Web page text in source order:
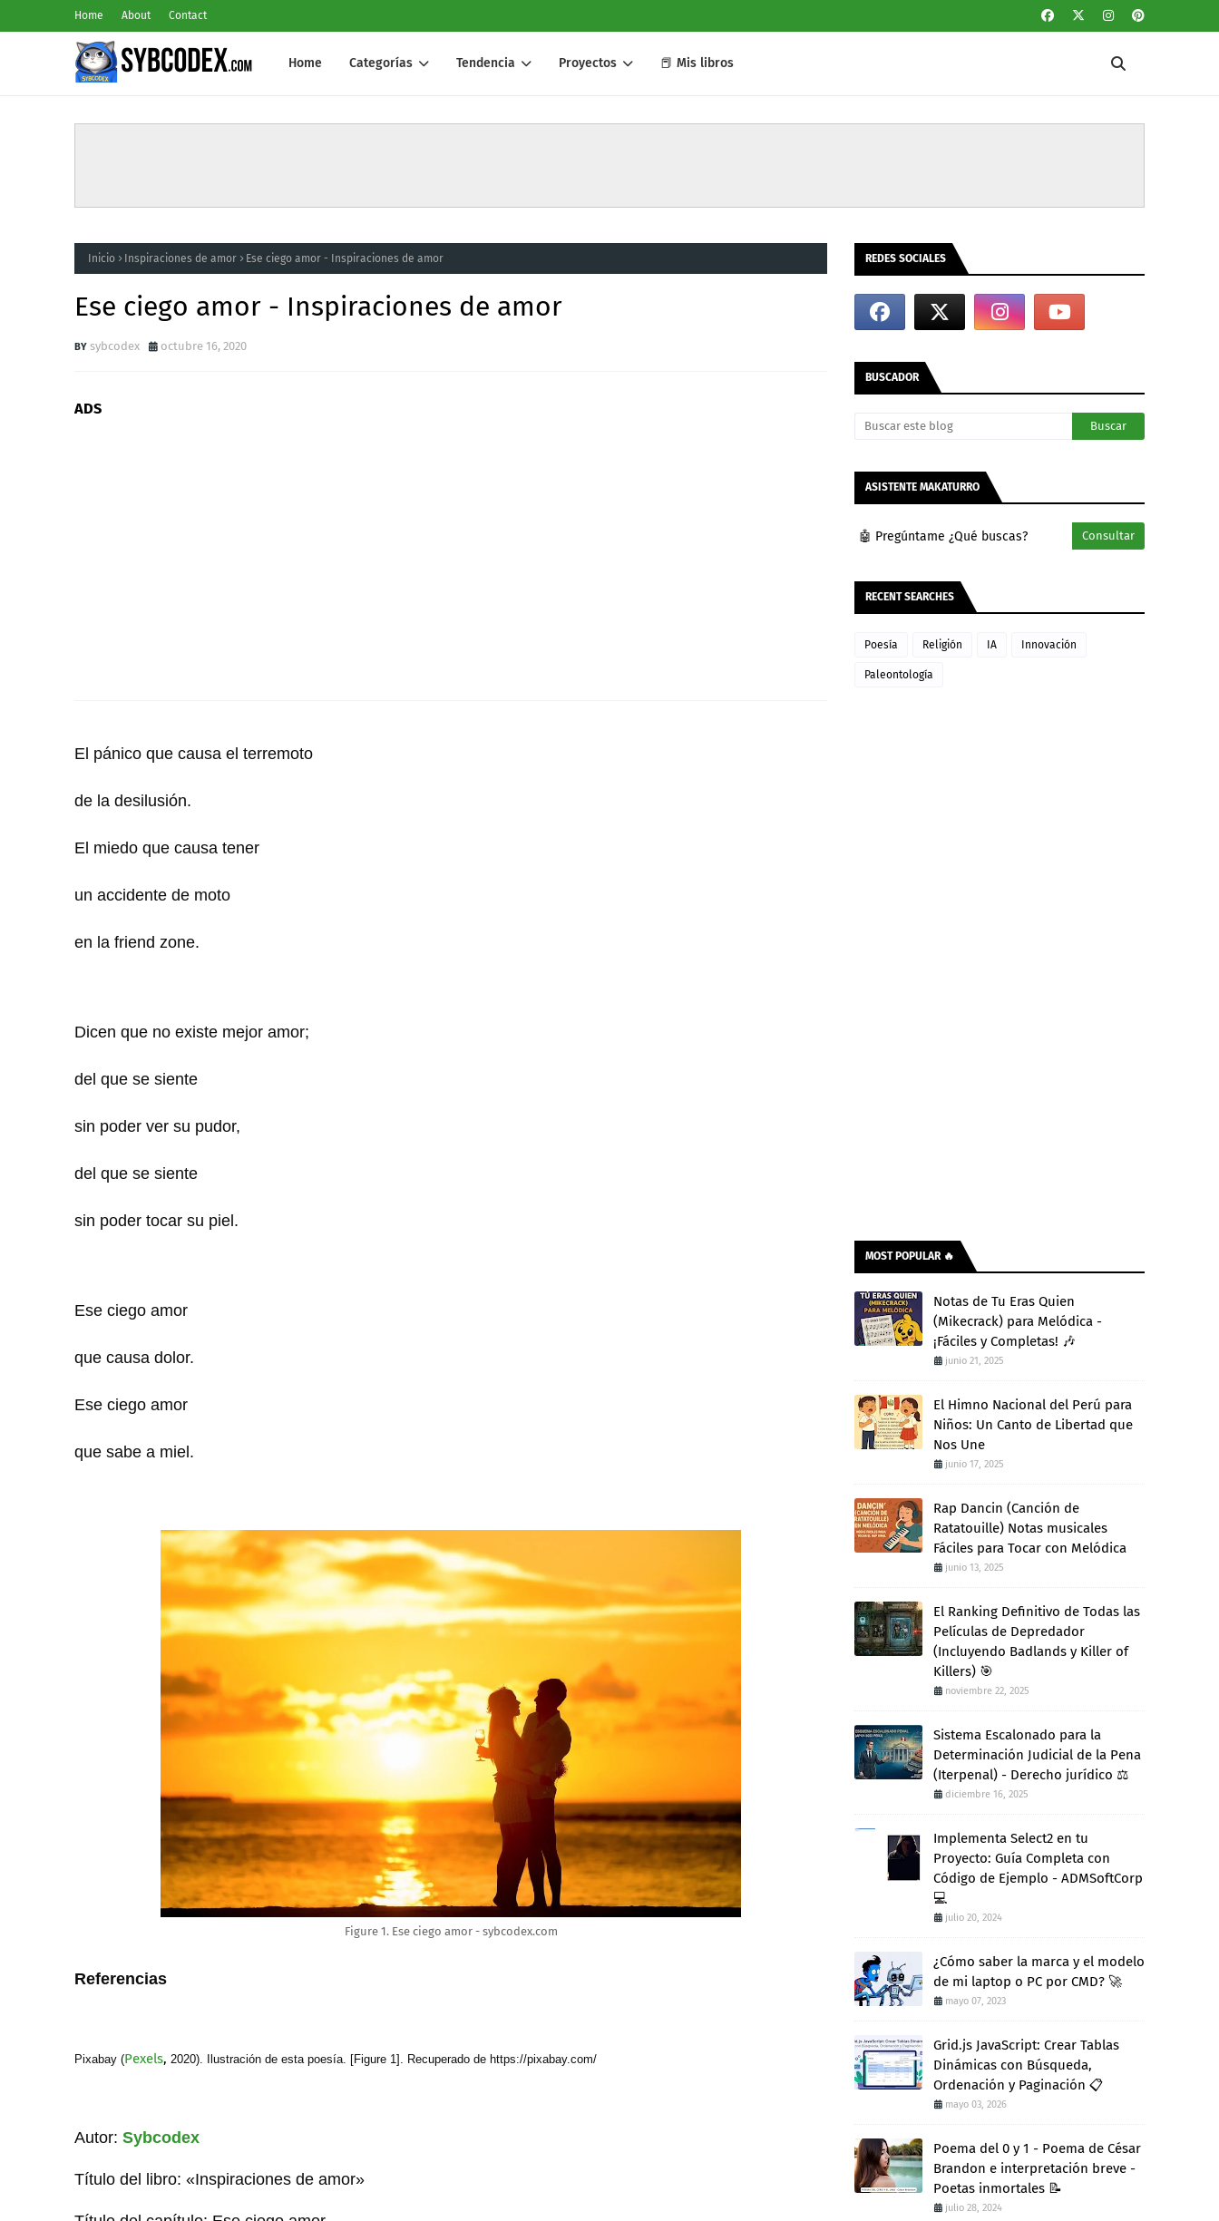
Home About Contact
Home Categorías Tendencia Proyectos 📕 Mis libros
Inicio Inspiraciones de amor Ese ciego amor - Inspiraciones de amor
Ese ciego amor - Inspiraciones de amor
sybcodex octubre 16, 2020
ADS
El pánico que causa el terremoto
de la desilusión.
El miedo que causa tener
un accidente de moto
en la friend zone.
Dicen que no existe mejor amor;
del que se siente
sin poder ver su pudor,
del que se siente
sin poder tocar su piel.
Ese ciego amor
que causa dolor.
Ese ciego amor
que sabe a miel.
Figure 1. Ese ciego amor - sybcodex.com
Referencias
Pixabay (Pexels, 2020). Ilustración de esta poesía. [Figure 1]. Recuperado de https://pixabay.com/
Autor: Sybcodex
Título del libro: «Inspiraciones de amor»
REDES SOCIALES
BUSCADOR
ASISTENTE MAKATURRO
🤖 Pregúntame ¿Qué buscas? Consultar
RECENT SEARCHES
Poesía Religión IA Innovación
Paleontología
MOST POPULAR 🔥
Notas de Tu Eras Quien
(Mikecrack) para Melódica -
¡Fáciles y Completas! 🎶
junio 21, 2025
El Himno Nacional del Perú para
Niños: Un Canto de Libertad que
Nos Une
junio 17, 2025
Rap Dancin (Canción de
Ratatouille) Notas musicales
Fáciles para Tocar con Melódica
junio 13, 2025
El Ranking Definitivo de Todas las
Películas de Depredador
(Incluyendo Badlands y Killer of
Killers) 🎯
noviembre 22, 2025
Sistema Escalonado para la
Determinación Judicial de la Pena
(Iterpenal) - Derecho jurídico ⚖️
diciembre 16, 2025
Implementa Select2 en tu
Proyecto: Guía Completa con
Código de Ejemplo - ADMSoftCorp
💻
julio 20, 2024
¿Cómo saber la marca y el modelo
de mi laptop o PC por CMD? 🚀
mayo 07, 2023
Grid.js JavaScript: Crear Tablas
Dinámicas con Búsqueda,
Ordenación y Paginación 📋
mayo 03, 2026
Poema del 0 y 1 - Poema de César
Brandon e interpretación breve -
Poetas inmortales 📝
julio 28, 2024